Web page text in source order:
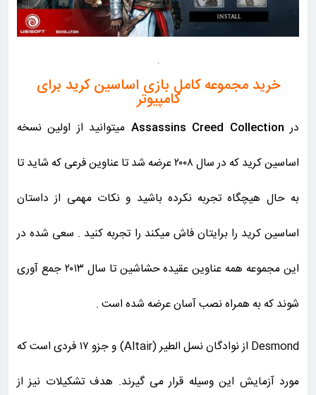
خرید مجموعه کامل بازی اساسین کرید برای
کامپیوتر
در Assassins Creed Collection میتوانید از اولین نسخه
اساسین کرید که در سال ۲۰۰۸ عرضه شد تا عناوین فرعی که شاید تا
به حال هیچگاه تجربه نکرده باشید و نکات مهمی از داستان
اساسین کرید را برایتان فاش میکند را تجربه کنید . سعی شده در
این مجموعه همه عناوین عقیده حشاشین تا سال ۲۰۱۳ جمع آوری
شوند که به همراه نصب آسان عرضه شده است .
Desmond از نوادگان نسل الطیر (Altair) و جزو ۱۷ فردی است که
مورد آزمایش این وسیله قرار می گیرند. هدف تشکیلات نیز از